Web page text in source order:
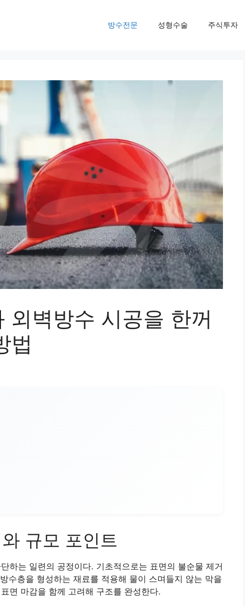
방수전문 성형수술 주식투자
외벽방수 시공을 한꺼
법
규모 포인트
하는 일련의 공정이다. 기초적으로는 표면의 불순물 제거
수층을 형성하는 재료를 적용해 물이 스며들지 않는 막을
면 마감을 함께 고려해 구조를 완성한다.